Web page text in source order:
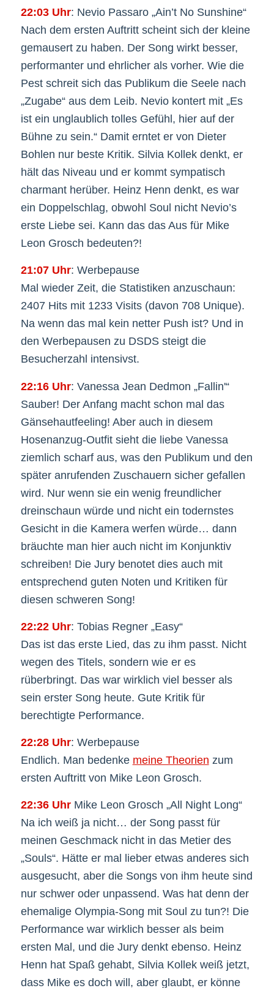
22:03 Uhr: Nevio Passaro „Ain’t No Sunshine“
Nach dem ersten Auftritt scheint sich der kleine
gemausert zu haben. Der Song wirkt besser,
performanter und ehrlicher als vorher. Wie die
Pest schreit sich das Publikum die Seele nach
„Zugabe“ aus dem Leib. Nevio kontert mit „Es
ist ein unglaublich tolles Gefühl, hier auf der
Bühne zu sein.“ Damit erntet er von Dieter
Bohlen nur beste Kritik. Silvia Kollek denkt, er
hält das Niveau und er kommt sympatisch
charmant herüber. Heinz Henn denkt, es war
ein Doppelschlag, obwohl Soul nicht Nevio’s
erste Liebe sei. Kann das das Aus für Mike
Leon Grosch bedeuten?!
21:07 Uhr: Werbepause
Mal wieder Zeit, die Statistiken anzuschaun:
2407 Hits mit 1233 Visits (davon 708 Unique).
Na wenn das mal kein netter Push ist? Und in
den Werbepausen zu DSDS steigt die
Besucherzahl intensivst.
22:16 Uhr: Vanessa Jean Dedmon „Fallin'“
Sauber! Der Anfang macht schon mal das
Gänsehautfeeling! Aber auch in diesem
Hosenanzug-Outfit sieht die liebe Vanessa
ziemlich scharf aus, was den Publikum und den
später anrufenden Zuschauern sicher gefallen
wird. Nur wenn sie ein wenig freundlicher
dreinschaun würde und nicht ein todernstes
Gesicht in die Kamera werfen würde… dann
bräuchte man hier auch nicht im Konjunktiv
schreiben! Die Jury benotet dies auch mit
entsprechend guten Noten und Kritiken für
diesen schweren Song!
22:22 Uhr: Tobias Regner „Easy“
Das ist das erste Lied, das zu ihm passt. Nicht
wegen des Titels, sondern wie er es
rüberbringt. Das war wirklich viel besser als
sein erster Song heute. Gute Kritik für
berechtigte Performance.
22:28 Uhr: Werbepause
Endlich. Man bedenke meine Theorien zum
ersten Auftritt von Mike Leon Grosch.
22:36 UhrMike Leon Grosch „All Night Long“
Na ich weiß ja nicht… der Song passt für
meinen Geschmack nicht in das Metier des
„Souls“. Hätte er mal lieber etwas anderes sich
ausgesucht, aber die Songs von ihm heute sind
nur schwer oder unpassend. Was hat denn der
ehemalige Olympia-Song mit Soul zu tun?! Die
Performance war wirklich besser als beim
ersten Mal, und die Jury denkt ebenso. Heinz
Henn hat Spaß gehabt, Silvia Kollek weiß jetzt,
dass Mike es doch will, aber glaubt, er könne